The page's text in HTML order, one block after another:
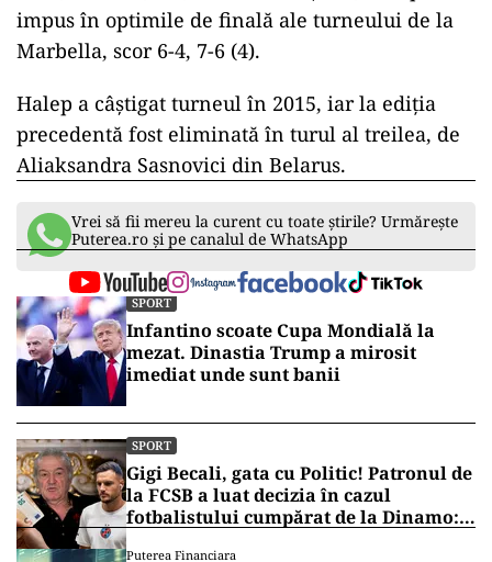
impus în optimile de finală ale turneului de la
Marbella, scor 6-4, 7-6 (4).
Halep a câştigat turneul în 2015, iar la ediția
precedentă fost eliminată în turul al treilea, de
Aliaksandra Sasnovici din Belarus.
Vrei să fii mereu la curent cu toate știrile? Urmărește
Puterea.ro și pe canalul de WhatsApp
SPORT
Infantino scoate Cupa Mondială la
mezat. Dinastia Trump a mirosit
imediat unde sunt banii
SPORT
Gigi Becali, gata cu Politic! Patronul de
la FCSB a luat decizia în cazul
fotbalistului cumpărat de la Dinamo:
Puterea Financiara